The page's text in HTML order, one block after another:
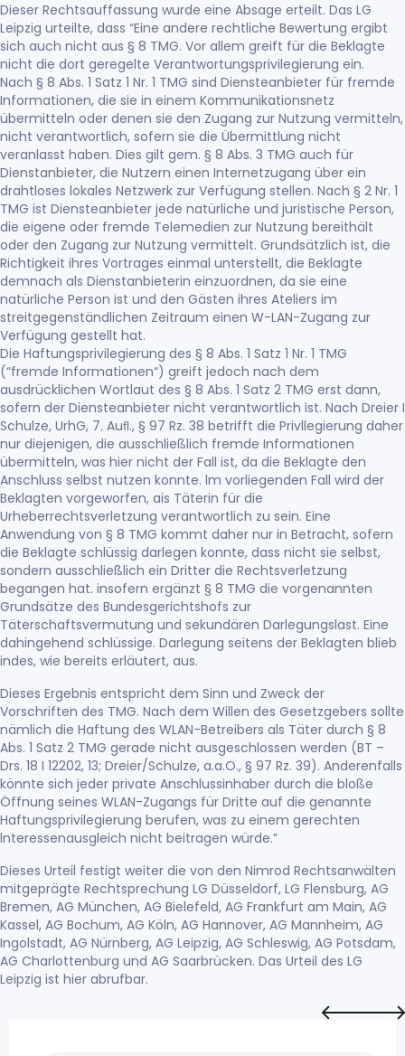
Dieser Rechtsauffassung wurde eine Absage erteilt. Das LG
Leipzig urteilte, dass “Eine andere rechtliche Bewertung ergibt
sich auch nicht aus § 8 TMG. Vor allem greift für die Beklagte
nicht die dort geregelte Verantwortungsprivilegierung ein.
Nach § 8 Abs. 1 Satz 1 Nr. 1 TMG sind Diensteanbieter für fremde
Informationen, die sie in einem Kommunikationsnetz
übermitteln oder denen sie den Zugang zur Nutzung vermitteln,
nicht verantwortlich, sofern sie die Übermittlung nicht
veranlasst haben. Dies gilt gem. § 8 Abs. 3 TMG auch für
Dienstanbieter, die Nutzern einen Internetzugang über ein
drahtloses lokales Netzwerk zur Verfügung stellen. Nach § 2 Nr. 1
TMG ist Diensteanbieter jede natürliche und juristische Person,
die eigene oder fremde Telemedien zur Nutzung bereithält
oder den Zugang zur Nutzung vermittelt. Grundsätzlich ist, die
Richtigkeit ihres Vortrages einmal unterstellt, die Beklagte
demnach als Dienstanbieterin einzuordnen, da sie eine
natürliche Person ist und den Gästen ihres Ateliers im
streitgegenständlichen Zeitraum einen W-LAN-Zugang zur
Verfügung gestellt hat.
Die Haftungsprivilegierung des § 8 Abs. 1 Satz 1 Nr. 1 TMG
(“fremde Informationen“) greift jedoch nach dem
ausdrücklichen Wortlaut des § 8 Abs. 1 Satz 2 TMG erst dann,
sofern der Diensteanbieter nicht verantwortlich ist. Nach Dreier I
Schulze, UrhG, 7. Auﬂ., § 97 Rz. 38 betrifft die Privllegierung daher
nur diejenigen, die ausschließlich fremde Informationen
übermitteln, was hier nicht der Fall ist, da die Beklagte den
Anschluss selbst nutzen konnte. lm vorliegenden Fall wird der
Beklagten vorgeworfen, ais Täterin für die
Urheberrechtsverletzung verantwortlich zu sein. Eine
Anwendung von § 8 TMG kommt daher nur in Betracht, sofern
die Beklagte schlüssig darlegen konnte, dass nicht sie selbst,
sondern ausschließlich ein Dritter die Rechtsverletzung
begangen hat. insofern ergänzt § 8 TMG die vorgenannten
Grundsätze des Bundesgerichtshofs zur
Täterschaftsvermutung und sekundären Darlegungslast. Eine
dahingehend schlüssige. Darlegung seitens der Beklagten blieb
indes, wie bereits erläutert, aus.
Dieses Ergebnis entspricht dem Sinn und Zweck der
Vorschriften des TMG. Nach dem Willen des Gesetzgebers sollte
nämlich die Haftung des WLAN-Betreibers als Täter durch § 8
Abs. 1 Satz 2 TMG gerade nicht ausgeschlossen werden (BT –
Drs. 18 I 12202, 13; Dreier/Schulze, a.a.O., § 97 Rz. 39). Anderenfalls
könnte sich jeder private Anschlussinhaber durch die bloße
Öffnung seines WLAN-Zugangs für Dritte auf die genannte
Haftungsprivilegierung berufen, was zu einem gerechten
lnteressenausgleich nicht beitragen würde.”
Dieses Urteil festigt weiter die von den Nimrod Rechtsanwälten
mitgeprägte Rechtsprechung LG Düsseldorf, LG Flensburg, AG
Bremen, AG München, AG Bielefeld, AG Frankfurt am Main, AG
Kassel, AG Bochum, AG Köln, AG Hannover, AG Mannheim, AG
Ingolstadt, AG Nürnberg, AG Leipzig, AG Schleswig, AG Potsdam,
AG Charlottenburg und AG Saarbrücken. Das Urteil des LG
Leipzig ist hier abrufbar.